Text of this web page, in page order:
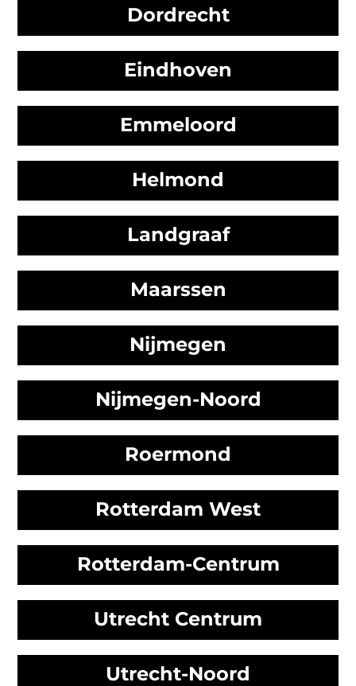
Dordrecht
Eindhoven
Emmeloord
Helmond
Landgraaf
Maarssen
Nijmegen
Nijmegen-Noord
Roermond
Rotterdam West
Rotterdam-Centrum
Utrecht Centrum
Utrecht-Noord